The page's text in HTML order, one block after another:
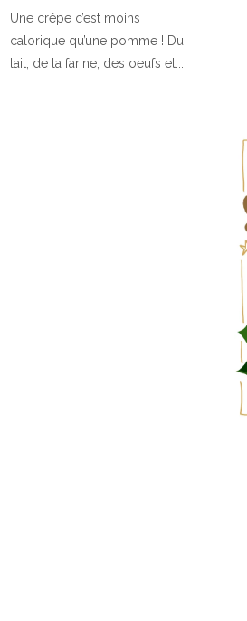
Une crêpe c’est moins
calorique qu’une pomme ! Du
lait, de la farine, des oeufs et...